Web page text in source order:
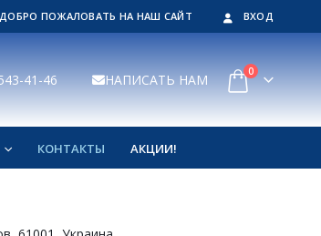
ДОБРО ПОЖАЛОВАТЬ НА НАШ САЙТ ВХОД
41-46 НАПИСАТЬ НАМ 0
КОНТАКТЫ АКЦИИ!